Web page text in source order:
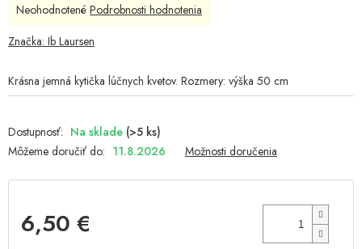
Na sklade (>5 ks)
Môžeme doručiť do: 11.8.2026 Možnosti doručenia
6,50 €
Krásna jemná kytička lúčnych kvetov. Rozmery: výška 50 cm
Priemerné
produktu
z
5
Neohodnotené Podrobnosti hodnotenia
Značka: Ib Laursen